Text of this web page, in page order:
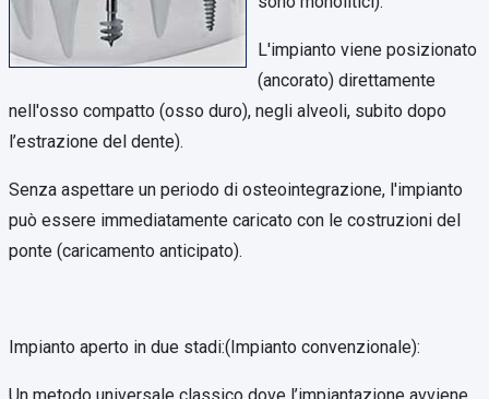
L'impianto viene posizionato
(ancorato) direttamente
nell'osso compatto (osso duro), negli alveoli, subito dopo
l’estrazione del dente).
Senza aspettare un periodo di osteointegrazione, l'impianto
può essere immediatamente caricato con le costruzioni del
ponte (caricamento anticipato).
Impianto aperto in due stadi:(Impianto convenzionale):
Un metodo universale classico dove l’impiantazione avviene